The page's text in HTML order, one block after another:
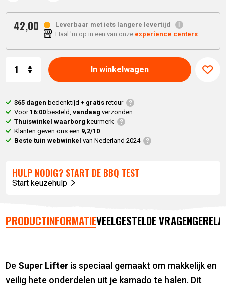
42,00
Leverbaar met iets langere levertijd
Haal 'm op in een van onze experience centers
In winkelwagen
365 dagen bedenktijd + gratisretour
Voor 16:00 besteld,vandaag verzonden
Thuiswinkel waarborg keurmerk
Klanten geven ons een 9,2/10
Beste tuin webwinkel van Nederland 2024
HULP NODIG? START DE BBQ TEST
Start keuzehulp
PRODUCTINFORMATIEVEELGESTELDE VRAGEN
De Super Lifter is speciaal gemaakt om makkelijk en
veilig hete onderdelen uit je kamado te halen. Dit